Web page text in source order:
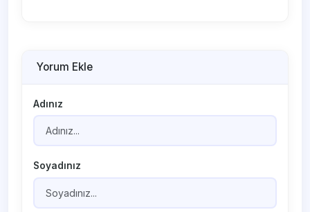
Yorum Ekle
Adınız
Soyadınız